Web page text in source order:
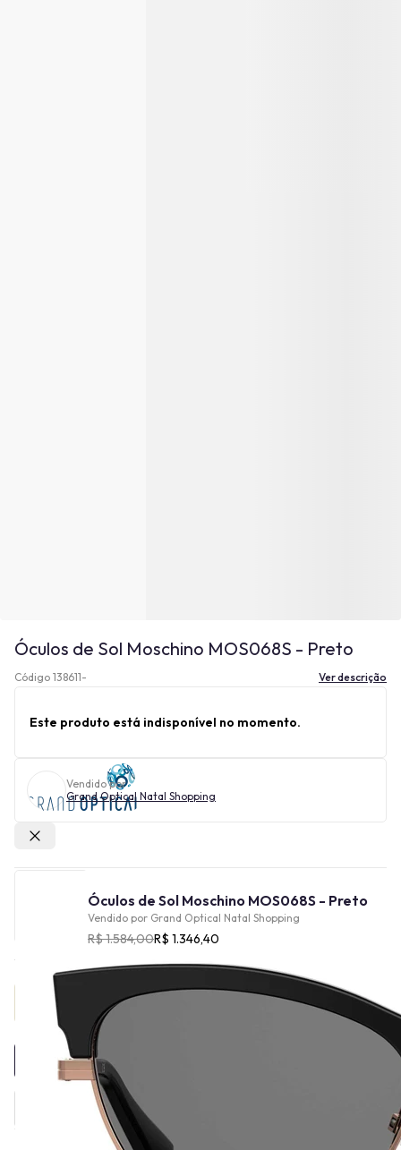
Óculos de Sol Moschino MOS068S - Preto
Código 138611- Ver descrição
Este produto está indisponível no momento.
Vendido por
Grand Optical Natal Shopping
Óculos de Sol Moschino MOS068S - Preto
Vendido por Grand Optical Natal Shopping
R$ 1.584,00R$ 1.346,40